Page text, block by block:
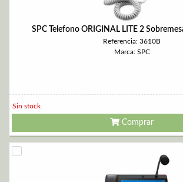
SPC Telefono ORIGINAL LITE 2
Referencia: 3610B
Marca: SPC
Sin stock
Comprar